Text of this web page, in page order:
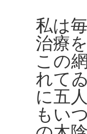
私は
治療
この
れて
に五
もい